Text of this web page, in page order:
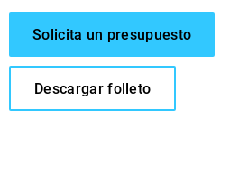
Solicita un presupuesto
Descargar folleto